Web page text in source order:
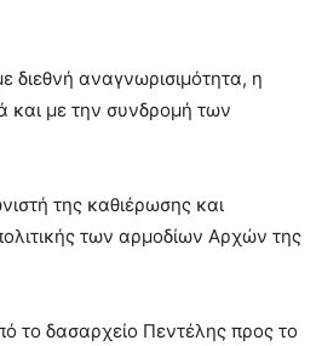
διεθνή αναγνωρισιμότητα, η
και με την συνδρομή των
της καθιέρωσης και
των αρμοδίων Αρχών της
το δασαρχείο Πεντέλης προς το